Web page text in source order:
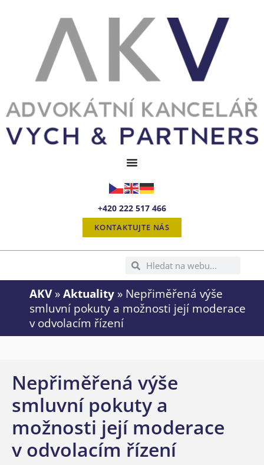
+420 222 517 466
KONTAKTUJTE NÁS
AKV» Aktuality » Nepřiměřená výše
smluvní pokuty a možnosti její moderace
v odvolacím řízení
Nepřiměřená výše
smluvní pokuty a
možnosti její moderace
v odvolacím řízení